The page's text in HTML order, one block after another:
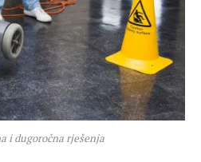
i dugoročna rješenja